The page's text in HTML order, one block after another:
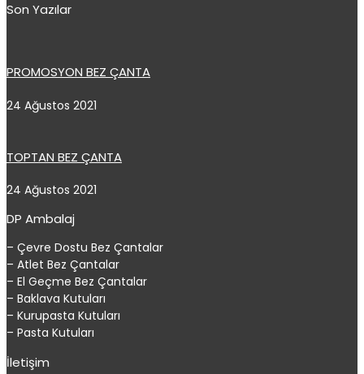
Son Yazılar
PROMOSYON BEZ ÇANTA
24 Ağustos 2021
TOPTAN BEZ ÇANTA
24 Ağustos 2021
DP Ambalaj
– Çevre Dostu Bez Çantalar
– Atlet Bez Çantalar
– El Geçme Bez Çantalar
– Baklava Kutuları
– Kurupasta Kutuları
– Pasta Kutuları
İletişim